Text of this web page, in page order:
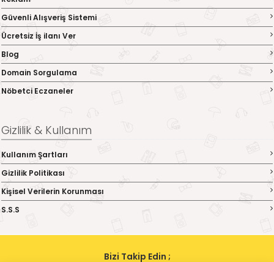
Güvenli Alışveriş Sistemi
Ücretsiz İş ilanı Ver
Blog
Domain Sorgulama
Nöbetci Eczaneler
Gizlilik & Kullanım
Kullanım Şartları
Gizlilik Politikası
Kişisel Verilerin Korunması
S.S.S
Bizi Takip Edin ;